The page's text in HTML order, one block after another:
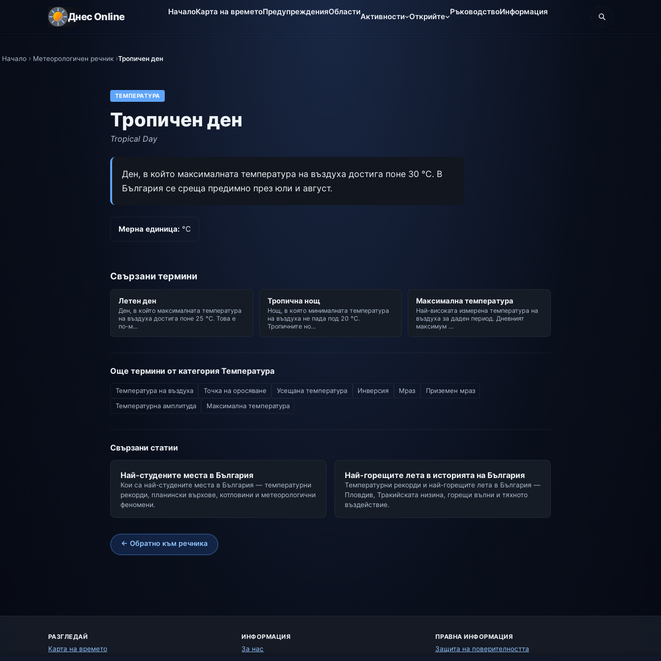
Днес Online НачалоКарта на времетоПредупрежденияОбласти
Активности Открийте
РъководствоИнформация
Начало Метеорологичен речник Тропичен ден
ТЕМПЕРАТУРА
Тропичен ден
Tropical Day
Ден, в който максималната температура на въздуха достига поне 30 °C. В
България се среща предимно през юли и август.
Мерна единица: °C
Свързани термини
Летен ден
Ден, в който максималната температура
на въздуха достига поне 25 °C. Това е
по-м…
Тропична нощ
Нощ, в която минималната температура
на въздуха не пада под 20 °C.
Тропичните но…
Максимална температура
Най-високата измерена температура на
въздуха за даден период. Дневният
максимум …
Още термини от категория Температура
Температура на въздуха Точка на оросяване Усещана температура Инверсия Мраз
Приземен мраз
Температурна амплитуда
Максимална температура
Свързани статии
Най-студените места в България
Кои са най-студените места в България — температурни
рекорди, планински върхове, котловини и метеорологични
феномени.
Най-горещите лета в историята на България
Температурни рекорди и най-горещите лета в България —
Пловдив, Тракийската низина, горещи вълни и тяхното
въздействие.
← Обратно към речника
РАЗГЛЕДАЙ
Карта на времето
ИНФОРМАЦИЯ
За нас
ПРАВНА ИНФОРМАЦИЯ
Защита на поверителността